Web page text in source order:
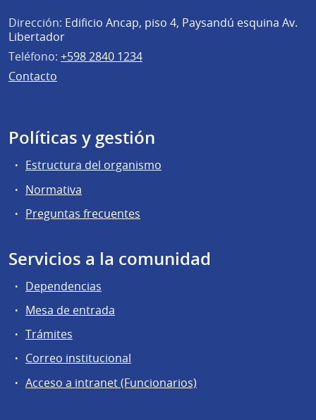
Dirección: Edificio Ancap, piso 4, Paysandú esquina Av.
Libertador
Teléfono: +598 2840 1234
Contacto
Políticas y gestión
Estructura del organismo
Normativa
Preguntas frecuentes
Servicios a la comunidad
Dependencias
Mesa de entrada
Trámites
Correo institucional
Acceso a intranet (Funcionarios)